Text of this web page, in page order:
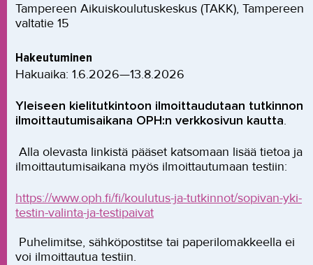
Tampereen Aikuiskoulutuskeskus (TAKK), Tampereen
valtatie 15
Hakeutuminen
Hakuaika: 1.6.2026—13.8.2026
Yleiseen kielitutkintoon ilmoittaudutaan tutkinnon
ilmoittautumisaikana OPH:n verkkosivun kautta.
Alla olevasta linkistä pääset katsomaan lisää tietoa ja
ilmoittautumisaikana myös ilmoittautumaan testiin:
https://www.oph.fi/fi/koulutus-ja-tutkinnot/sopivan-yki-
testin-valinta-ja-testipaivat
Puhelimitse, sähköpostitse tai paperilomakkeella ei
voi ilmoittautua testiin.